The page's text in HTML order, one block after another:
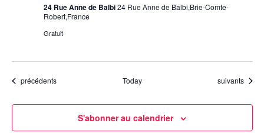
24 Rue Anne de Balbi24 Rue Anne de Balbi,Brie-Comte-
Robert,France
Gratuit
Évènements
précédents Today Évènements
suivants
S'abonner au calendrier